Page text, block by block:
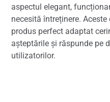
aspectul elegant,
necesită întreținere.
produs perfect adaptat
așteptările și răspunde pe
utilizatorilor.